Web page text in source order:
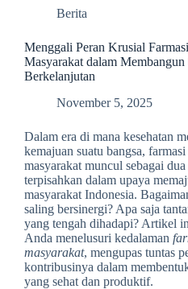
Berita
Menggali Peran Krusial
Masyarakat dalam Membangun
Berkelanjutan
November 5, 2025
Dalam era di mana kesehatan
kemajuan suatu bangsa, farmasi
masyarakat muncul sebagai
terpisahkan dalam upaya
masyarakat Indonesia.
saling bersinergi? Apa saja
yang tengah dihadapi? Artikel
Anda menelusuri kedalaman
masyarakat, mengupas tuntas
kontribusinya dalam
yang sehat dan produktif.